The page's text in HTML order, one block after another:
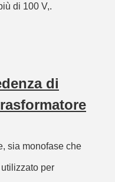
di 100 V,.
di
sia monofase che
per